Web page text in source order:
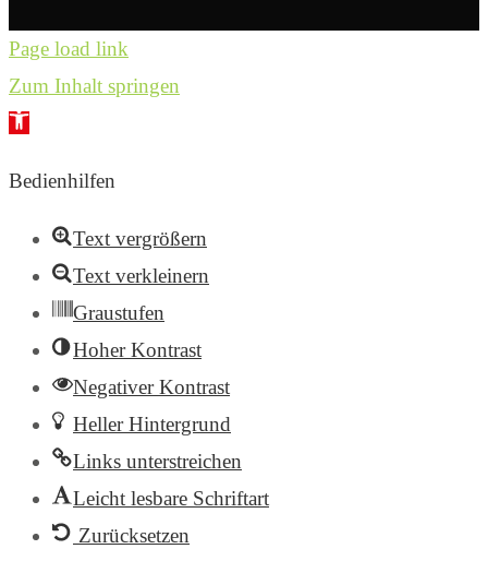
Page load link
Zum Inhalt springen
Werkzeugleiste
Bedienhilfen
Text vergrößern
Text verkleinern
Graustufen
Hoher Kontrast
Negativer Kontrast
Heller Hintergrund
Links unterstreichen
Leicht lesbare Schriftart
Zurücksetzen